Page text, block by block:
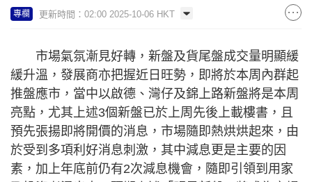
專欄 更新時間：02:00 2025-10-06 HKT
市場氣氛漸見好轉，新盤及貨尾盤成交量明顯緩
緩升溫，發展商亦把握近日旺勢，即將於本周內群起
推盤應市，當中以啟德、灣仔及錦上路新盤將是本周
亮點，尤其上述3個新盤已於上周先後上載樓書，且
預先張揚即將開價的消息，市場隨即熱烘烘起來，由
於受到多項利好消息刺激，其中減息更是主要的因
素，加上年底前仍有2次減息機會，隨即引領到用家